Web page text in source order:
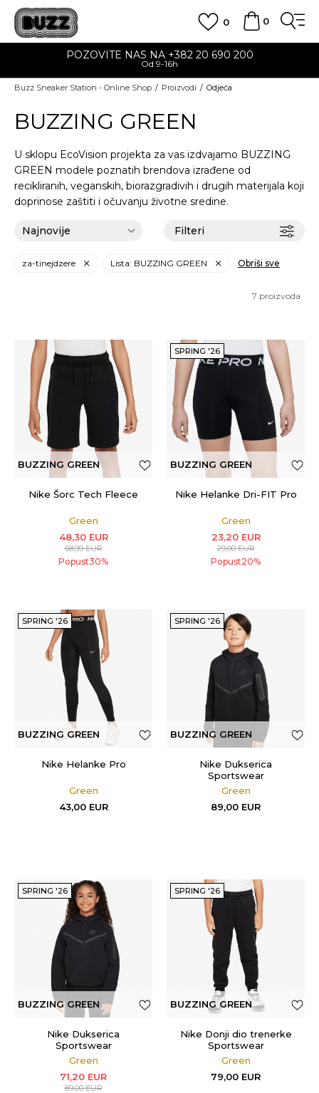
0
0
POZOVITE NAS NA +382 20 690 200
Od 9-16h
Buzz Sneaker Station - Online Shop Proizvodi Odjeća
BUZZING GREEN
U sklopu EcoVision projekta za vas izdvajamo BUZZING
GREEN modele poznatih brendova izrađene od
recikliranih, veganskih, biorazgradivih i drugih materijala koji
doprinose zaštiti i očuvanju životne sredine.
Filteri
za-tinejdzere Lista: BUZZING GREEN Obriši sve
7 proizvoda
BUZZING GREEN
Nike Šorc Tech Fleece
Green
48,30 EUR
68,99EUR
Popust30%
SPRING '26
BUZZING GREEN
Nike Helanke Dri-FIT Pro
Green
23,20 EUR
29,00EUR
Popust20%
SPRING '26
BUZZING GREEN
Nike Helanke Pro
Green
43,00 EUR
SPRING '26
BUZZING GREEN
Nike Dukserica
Sportswear
Green
89,00 EUR
SPRING '26
BUZZING GREEN
Nike Dukserica
Sportswear
Green
71,20 EUR
89,00EUR
SPRING '26
BUZZING GREEN
Nike Donji dio trenerke
Sportswear
Green
79,00 EUR